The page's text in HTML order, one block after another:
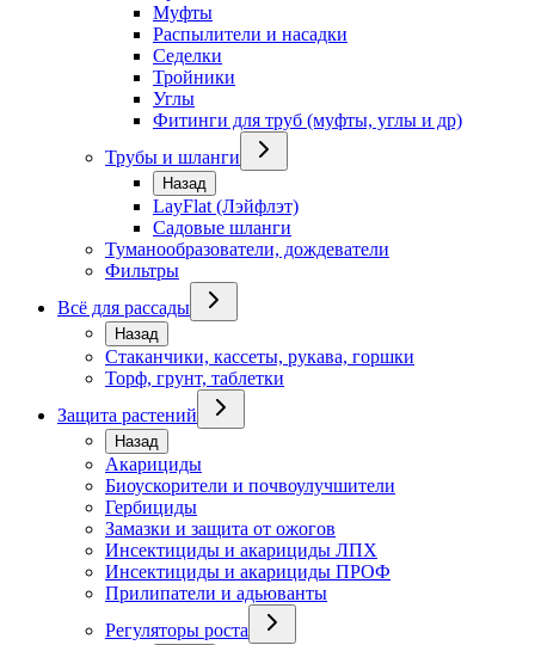
Муфты
Распылители и насадки
Седелки
Тройники
Углы
Фитинги для труб (муфты, углы и др)
Трубы и шланги
Назад
LayFlat (Лэйфлэт)
Садовые шланги
Туманообразователи, дождеватели
Фильтры
Всё для рассады
Назад
Стаканчики, кассеты, рукава, горшки
Торф, грунт, таблетки
Защита растений
Назад
Акарициды
Биоускорители и почвоулучшители
Гербициды
Замазки и защита от ожогов
Инсектициды и акарициды ЛПХ
Инсектициды и акарициды ПРОФ
Прилипатели и адьюванты
Регуляторы роста